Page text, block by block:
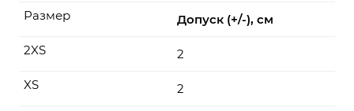
Допуск (+/-), см
Размер
2
2XS
2
XS